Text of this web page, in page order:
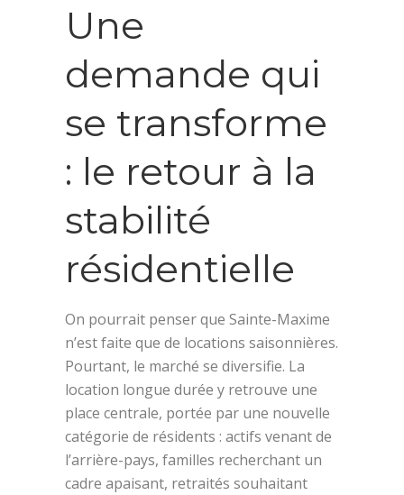
Une
demande qui
se transforme
: le retour à la
stabilité
résidentielle
On pourrait penser que Sainte-Maxime
n’est faite que de locations saisonnières.
Pourtant, le marché se diversifie. La
location longue durée y retrouve une
place centrale, portée par une nouvelle
catégorie de résidents : actifs venant de
l’arrière-pays, familles recherchant un
cadre apaisant, retraités souhaitant